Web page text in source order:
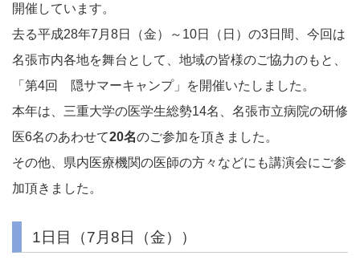
開催しています。
去る平成28年7月8日（金）～10日（日）の3日間、今回は
名張市内各地を舞台として、地域の皆様のご協力のもと、
「第4回 隠サマーキャンプ」を開催いたしました。
本年は、三重大学の医学生総勢14名、名張市立病院の研修
医6名のあわせて20名のご参加を頂きました。
その他、県内医療機関の医師の方々などにも講演会にご参
加頂きました。
1日目（7月8日（金））